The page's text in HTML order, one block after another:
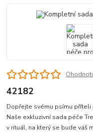
42182
Dopřejte svému psímu
Naše exkluzivní sada péče
v rituál, na který se bude váš